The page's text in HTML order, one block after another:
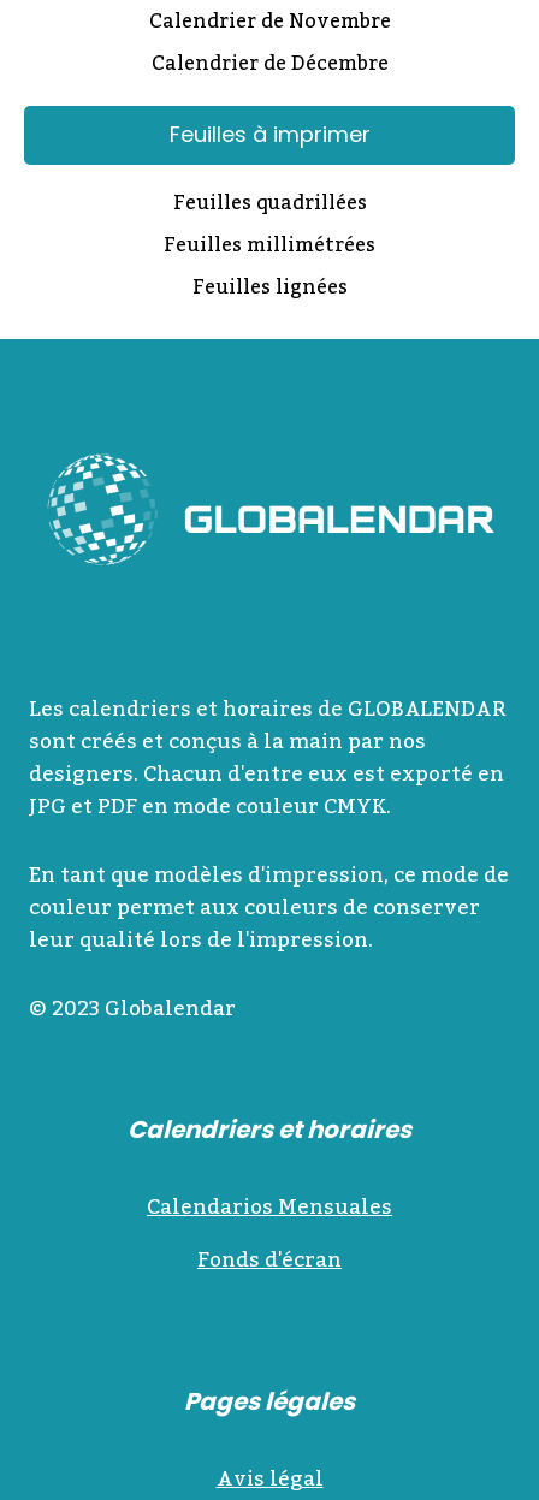
Calendrier de Novembre
Calendrier de Décembre
Feuilles à imprimer
Feuilles quadrillées
Feuilles millimétrées
Feuilles lignées
Les calendriers et horaires de GLOBALENDAR
sont créés et conçus à la main par nos
designers. Chacun d'entre eux est exporté en
JPG et PDF en mode couleur CMYK.
En tant que modèles d'impression, ce mode de
couleur permet aux couleurs de conserver
leur qualité lors de l'impression.
© 2023 Globalendar
Calendriers et horaires
Calendarios Mensuales
Fonds d'écran
Pages légales
Avis légal